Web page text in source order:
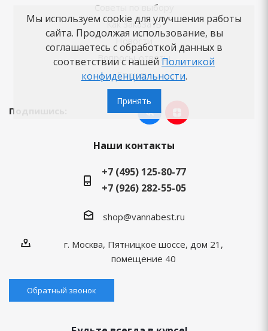
Советы по выбору
Как заказать
Новости
Вопросы-ответы
Бренды
Подпишись:
Наши контакты
+7 (495) 125-80-77
+7 (926) 282-55-05
shop@vannabest.ru
г. Москва, Пятницкое шоссе, дом 21,
помещение 40
Обратный звонок
Мы используем cookie для улучшения работы
сайта. Продолжая использование, вы
соглашаетесь с обработкой данных в
соответствии с нашей Политикой
конфиденциальности.
Принять